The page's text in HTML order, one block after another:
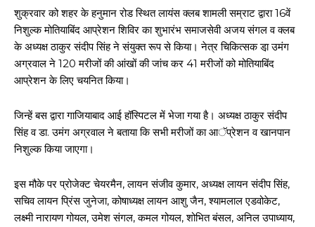
शुक्रवार को शहर के हनुमान रोड स्थित लायंस क्लब शामली सम्राट द्वारा 16वें
निशुल्क मोतियाबिंद आप्रेशन शिविर का शुभारंभ समाजसेवी अजय संगल व क्लब
के अध्यक्ष ठाकुर संदीप सिंह ने संयुक्त रूप से किया। नेत्र चिकित्सक डा़ उमंग
अग्रवाल ने 120 मरीजों की आंखों की जांच कर 41 मरीजों को मोतियाबिंद
आप्रेशन के लिए चयनित किया।
जिन्हें बस द्वारा गाजियाबाद आई हॉस्पिटल में भेजा गया है। अध्यक्ष ठाकुर संदीप
सिंह व डा. उमंग अग्रवाल ने बताया कि सभी मरीजों का आॅप्रेशन व खानपान
निशुल्क किया जाएगा।
इस मौके पर प्रोजेक्ट चेयरमैन, लायन संजीव कुमार, अध्यक्ष लायन संदीप सिंह,
सचिव लायन प्रिंस जुनेजा, कोषाध्यक्ष लायन आशु जैन, श्यामलाल एडवोकेट,
लक्ष्मी नारायण गोयल, उमेश संगल, कमल गोयल, शोभित बंसल, अनिल उपाध्याय,